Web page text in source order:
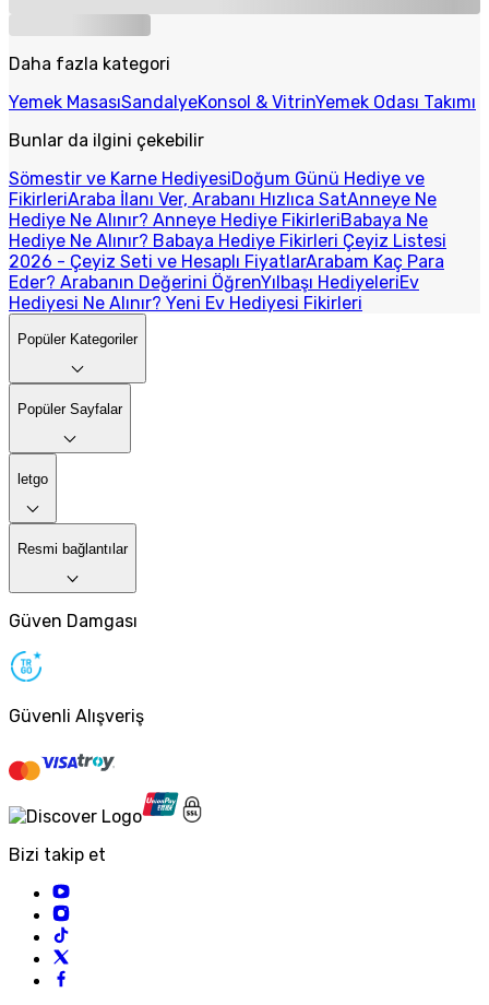
Daha fazla kategori
Yemek MasasıSandalyeKonsol & VitrinYemek Odası Takımı
Bunlar da ilgini çekebilir
Sömestir ve Karne HediyesiDoğum Günü Hediye ve
FikirleriAraba İlanı Ver, Arabanı Hızlıca SatAnneye Ne
Hediye Ne Alınır? Anneye Hediye FikirleriBabaya Ne
Hediye Ne Alınır? Babaya Hediye Fikirleri Çeyiz Listesi
2026 - Çeyiz Seti ve Hesaplı FiyatlarArabam Kaç Para
Eder? Arabanın Değerini ÖğrenYılbaşı HediyeleriEv
Hediyesi Ne Alınır? Yeni Ev Hediyesi Fikirleri
Popüler Kategoriler
Popüler Sayfalar
letgo
Resmi bağlantılar
Güven Damgası
Güvenli Alışveriş
Bizi takip et